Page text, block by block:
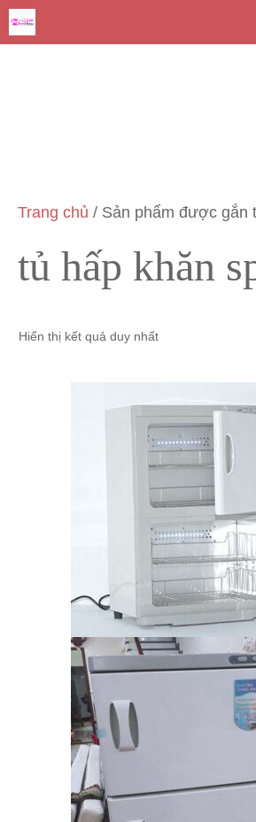
Chuyển
đến
Trang chủ / Sản phẩm được gắn
tủ hấp khăn
Hiển thị kết quả duy nhất